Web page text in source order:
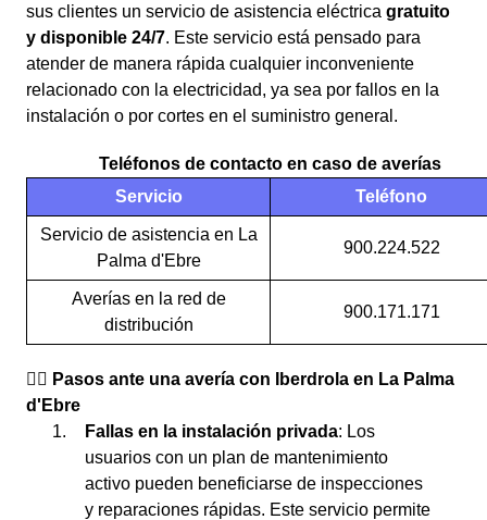
sus clientes un servicio de asistencia eléctrica gratuito
y disponible 24/7. Este servicio está pensado para
atender de manera rápida cualquier inconveniente
relacionado con la electricidad, ya sea por fallos en la
instalación o por cortes en el suministro general.
Teléfonos de contacto en caso de averías
Servicio
Teléfono
Servicio de asistencia en La
Palma d'Ebre
900.224.522
Averías en la red de
distribución
900.171.171
👉🏼 Pasos ante una avería con Iberdrola en La Palma
d'Ebre
Fallas en la instalación privada: Los
usuarios con un plan de mantenimiento
activo pueden beneficiarse de inspecciones
y reparaciones rápidas. Este servicio permite